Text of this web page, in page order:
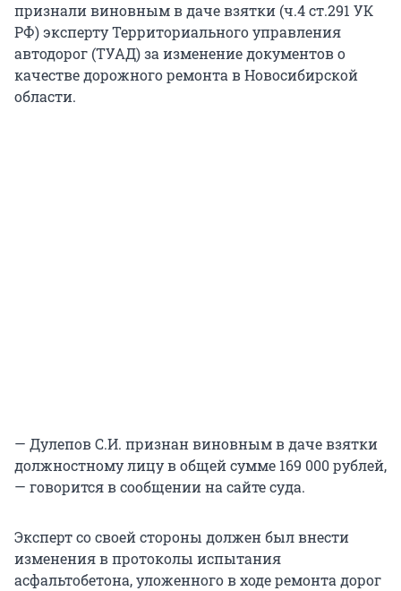
признали виновным в даче взятки (ч.4 ст.291 УК
РФ) эксперту Территориального управления
автодорог (ТУАД) за изменение документов о
качестве дорожного ремонта в Новосибирской
области.
— Дулепов С.И. признан виновным в даче взятки
должностному лицу в общей сумме 169 000 рублей,
— говорится в сообщении на сайте суда.
Эксперт со своей стороны должен был внести
изменения в протоколы испытания
асфальтобетона, уложенного в ходе ремонта дорог